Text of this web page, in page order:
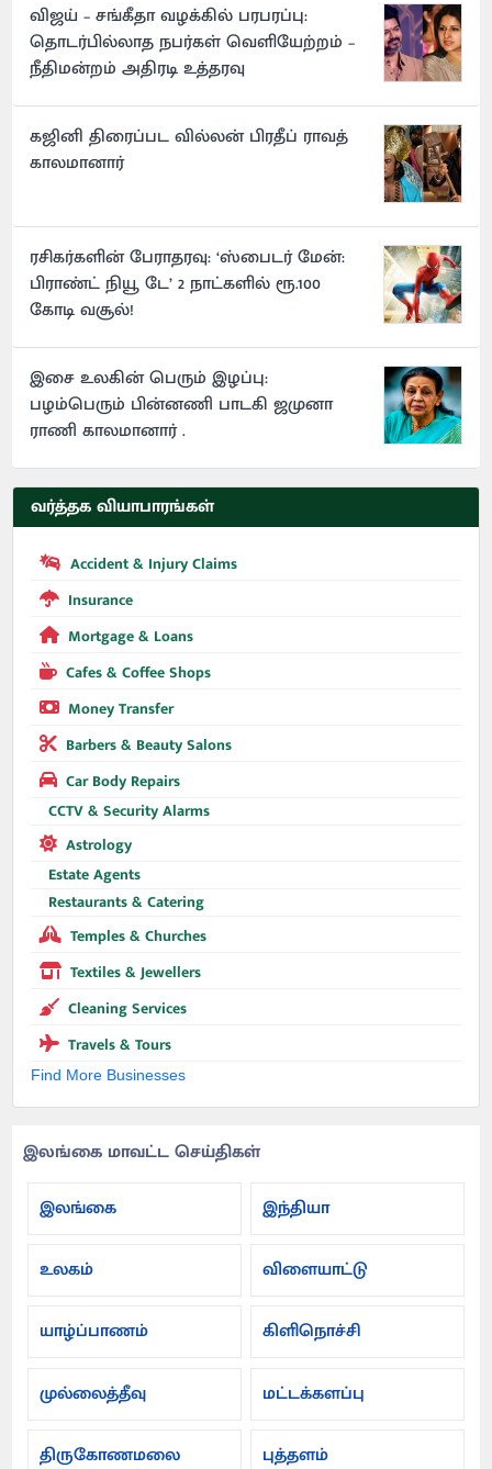
விஜய் – சங்கீதா வழக்கில் பரபரப்பு:
தொடர்பில்லாத நபர்கள் வெளியேற்றம் –
நீதிமன்றம் அதிரடி உத்தரவு
கஜினி திரைப்பட வில்லன் பிரதீப் ராவத்
காலமானார்
ரசிகர்களின் பேராதரவு: ‘ஸ்பைடர் மேன்:
பிராண்ட் நியூ டே’ 2 நாட்களில் ரூ.100
கோடி வசூல்!
இசை உலகின் பெரும் இழப்பு:
பழம்பெரும் பின்னணி பாடகி ஜமுனா
ராணி காலமானார் .
வர்த்தக வியாபாரங்கள்
Accident & Injury Claims
Insurance
Mortgage & Loans
Cafes & Coffee Shops
Money Transfer
Barbers & Beauty Salons
Car Body Repairs
CCTV & Security Alarms
Astrology
Estate Agents
Restaurants & Catering
Temples & Churches
Textiles & Jewellers
Cleaning Services
Travels & Tours
Find More Businesses
இலங்கை மாவட்ட செய்திகள்
இலங்கை
இந்தியா
உலகம் விளையாட்டு
யாழ்ப்பாணம் கிளிநொச்சி
முல்லைத்தீவு மட்டக்களப்பு
திருகோணமலை புத்தளம்